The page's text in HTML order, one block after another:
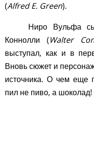
(Alfred E. Green).
Ниро Вульфа
Коннолли (Walter
выступал, как и в
Вновь сюжет и
источника. О чем еще
пил не пиво, а шоколад!